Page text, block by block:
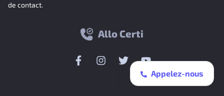
Appelez-nous
de contact.
Allo Certi